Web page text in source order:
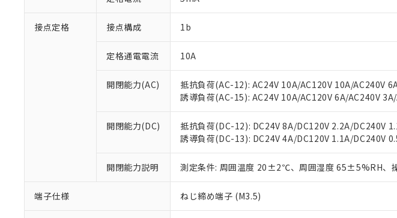
接点定格 接点構成 1b
定格通電電流 10A
開閉能力(AC)
抵抗負荷(AC-12): AC24V 10A/AC120V 10A/AC240V
誘導負荷(AC-15): AC24V 10A/AC120V 6A/AC240V
開閉能力(DC)
抵抗負荷(DC-12): DC24V 8A/DC120V 2.2A/DC240V
誘導負荷(DC-13): DC24V 4A/DC120V 1.1A/DC240V
開閉能力説明 測定条件: 周囲温度 20±2℃、周囲湿度 65±5%RH、
端子仕様 ねじ締め端子 (M3.5)
本サービスは、当社制御機器事業取扱商品の
当社制御機器事業取扱商品の中には、本サー
い。
正式な納期状況および標準価格はお客様のお
当社販売員にご相談ください。
在庫状況および標準価格結果を当社の事前の
す。
マイパーツ機能（部品リスト作成サービス）
ている必要があります。
お客様が当ウェブサイト上で当社にご登録さ
が、当社の製品・サービスに関するお客様と
さい。
*EU RoHS指令（10物質）：
フタル酸ビス(2-エチルヘキシル) (DEHP)(別名：DOP) 1000ppm
ル（DBP） 1000ppm以下、フタル酸ジイソブチル (DIBP)
但し、RoHS指令で産業用監視および制御機器に対する適用除外項
フタル酸エステル類の４物質については閾値を超える意図的な使
※2 対応予定月
部品在庫の切り替え状況などにより、予定月が前後
※3 非含有証明書ダウンロード
「×」：最大均質材料含有率が中国RoHSの基準値
Pb(鉛) :1000ppm、 Hg(水銀) : 1000ppm、 Cd(カドミウム) :
DEHP(フタル酸ビス(2-エチルヘキシル)) : 1000ppm
※2 環境保護使用期限
「ｅ」：有害物質（10物質）のすべてが基準値以下
味します。
「－」：未確認です。当社販売部門へお問い合わ
当社は、これら貴社製品のうち、外国為替お
などの必要な手続きをとります。
ます。
当社は貴社製品を、核兵器、ミサイル、化学
置等に一切使用いたしません。
当社は、貴社製品を第三者に販売する場合は
たしません。
△ 一定数には満たないが在庫あり
－
在庫なし(最新の在庫状況については、
機器販売店・当社販売員にご確認くださ
空
受注生産機種、また在庫状況の情報を公